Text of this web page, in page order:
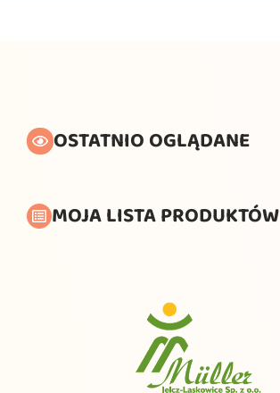
OSTATNIO OGLĄDANE
MOJA LISTA PRODUKTÓW